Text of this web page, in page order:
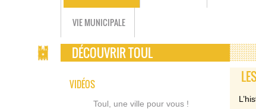
VIE MUNICIPALE
DÉCOUVRIR TOUL
VIDÉOS
Toul, une ville pour vous !